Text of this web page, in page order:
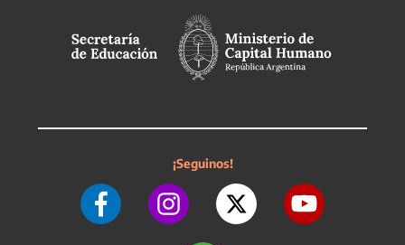
¡Seguinos!